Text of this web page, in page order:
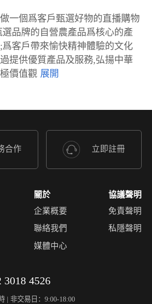
一個爲客戶甄選好物的直播購物
品牌的自營農產品爲核心的產
客戶帶來愉快精神體驗的文化
提供優質產品及服務,弘揚中華
價值觀
合作 立即註冊
關於
企業概要
聯絡我們
媒體中心
協議聲明
免責聲明
私隱聲明
3018 4526
| 非交易日：9:00-18:00